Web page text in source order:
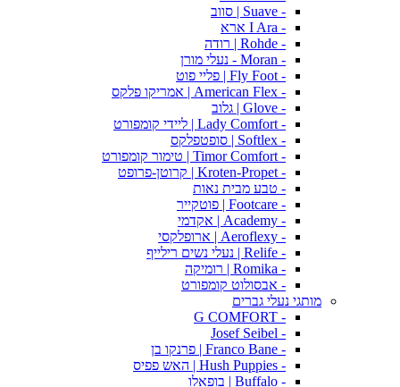
- Suave | סווב
- I Ara ארא
- Rohde | רודה
- Moran - נעלי מורן
- Fly Foot | פליי פוט
- American Flex | אמריקו פלקס
- Glove | גלוב
- Lady Comfort | ליידי קומפורט
- Softlex | סופטפלקס
- Timor Comfort | טימור קומפורט
- Kroten-Propet | קרוטן-פרופט
- טבע מבית נאות
- Footcare | פוטקייר
- Academy | אקדמי
- Aeroflexy | ארופלקסי
- Relife | נעלי נשים רילייף
- Romika | רומיקה
- אבסולוט קומפורט
מותגי נעלי גברים
- G COMFORT
- Josef Seibel
- Franco Bane | פרנקו בן
- Hush Puppies | האש פפיס
- Buffalo | בופאלו